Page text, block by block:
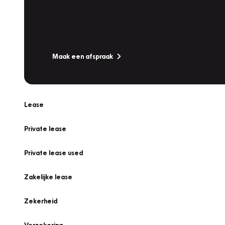
Maak een afspraak
Lease
Private lease
Private lease used
Zakelijke lease
Zekerheid